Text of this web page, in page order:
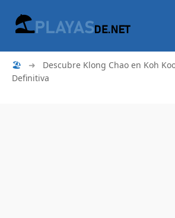
🏖 ➜
Descubre Klong Chao en Koh
Definitiva